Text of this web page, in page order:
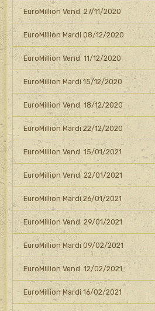
EuroMillion Vend. 27/11/2020
EuroMillion Mardi 08/12/2020
EuroMillion Vend. 11/12/2020
EuroMillion Mardi 15/12/2020
EuroMillion Vend. 18/12/2020
EuroMillion Mardi 22/12/2020
EuroMillion Vend. 15/01/2021
EuroMillion Vend. 22/01/2021
EuroMillion Mardi 26/01/2021
EuroMillion Vend. 29/01/2021
EuroMillion Mardi 09/02/2021
EuroMillion Vend. 12/02/2021
EuroMillion Mardi 16/02/2021